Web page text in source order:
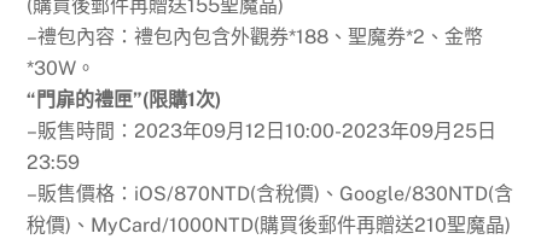
(購買後郵件再贈送155聖魔晶)
–禮包內容：禮包內包含外觀券*188、聖魔券*2、金幣
*30W。
“門扉的禮匣”(限購1次)
–販售時間：2023年09月12日10:00-2023年09月25日
23:59
–販售價格：iOS/870NTD(含稅價)、Google/830NTD(含
稅價)、MyCard/1000NTD(購買後郵件再贈送210聖魔晶)